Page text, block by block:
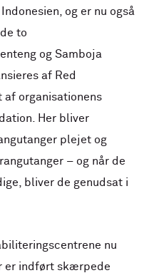
og er nu også
to
og Samboja
af Red
af organisationens
Her bliver
plejet og
– og når de
bliver de genudsat i
nu
er indført skærpede